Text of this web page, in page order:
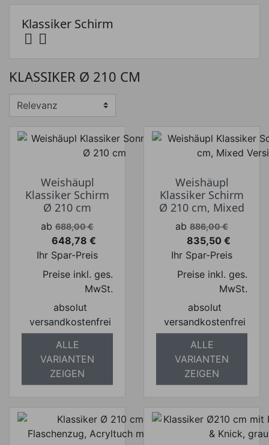
Preis
Preis von
€ Preis bis
€
Klassiker Schirm
 
KLASSIKER Ø 210 CM
Weishäupl
Klassiker Schirm
Ø 210 cm
Verkaufspreis
ab 688,00 €
Preis
648,78 €
Ihr Spar-Preis
Preise inkl. ges.
MwSt.
absolut
versandkostenfrei
ALLE
VARIANTEN
ZEIGEN
Weishäupl
Klassiker Schirm
Ø 210 cm, Mixed
Verkaufspreis
ab 886,00 €
Preis
835,50 €
Ihr Spar-Preis
Preise inkl. ges.
MwSt.
absolut
versandkostenfrei
ALLE
VARIANTEN
ZEIGEN